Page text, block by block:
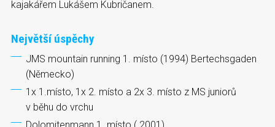
kajakářem Lukášem Kubričanem.
Největší úspěchy
JMS mountain running 1. místo (1994) Bertechsgaden
(Německo)
1x 1.místo, 1x 2. místo a 2x 3. místo z MS juniorů
v běhu do vrchu
Dolomitenmann 1. místo ( 2001)